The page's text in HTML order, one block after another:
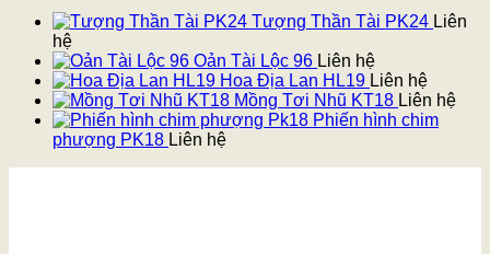
Tượng Thần Tài PK24 Liên
hệ
Oản Tài Lộc 96 Liên hệ
Hoa Địa Lan HL19 Liên hệ
Mồng Tơi Nhũ KT18 Liên hệ
Phiến hình chim
phượng PK18 Liên hệ